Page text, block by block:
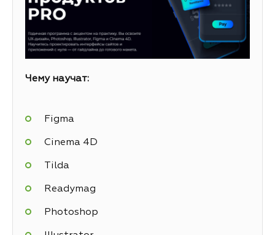
Чему научат:
Figma
Cinema 4D
Tilda
Readymag
Photoshop